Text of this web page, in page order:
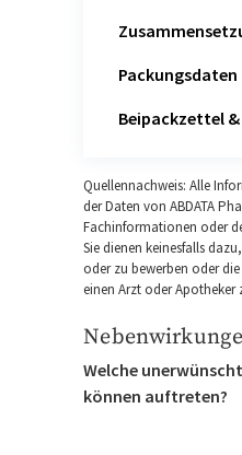
Packungsdaten
Beipackzettel
Quellennachweis: Alle
der Daten von ABDATA
Fachinformationen oder
Sie dienen keinesfalls
oder zu bewerben oder
einen Arzt oder Apotheker
Welche
können auftreten?